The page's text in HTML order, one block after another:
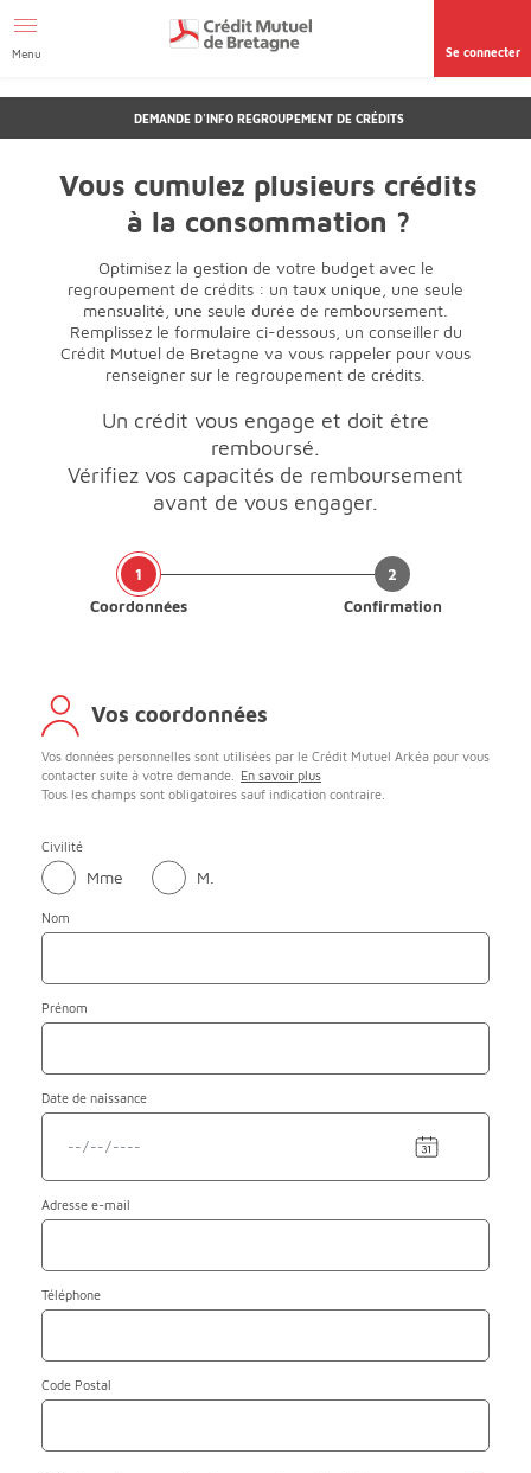
page accessibilité
Menu Se connecter
DEMANDE D'INFO REGROUPEMENT DE CRÉDITS
Vous cumulez plusieurs crédits
à la consommation ?
Optimisez la gestion de votre budget avec le
regroupement de crédits : un taux unique, une seule
mensualité, une seule durée de remboursement.
Remplissez le formulaire ci-dessous, un conseiller du
Crédit Mutuel de Bretagne va vous rappeler pour vous
renseigner sur le regroupement de crédits.
Un crédit vous engage et doit être
remboursé.
Vérifiez vos capacités de remboursement
avant de vous engager.
Coordonnées Confirmation
Vos coordonnées
Vos données personnelles sont utilisées par le Crédit Mutuel Arkéa pour vous
contacter suite à votre demande.
En savoir plus
Tous les champs sont obligatoires sauf indication contraire.
Civilité
Mme M.
Nom
Prénom
Date de naissance
Adresse e-mail
Téléphone
Code Postal